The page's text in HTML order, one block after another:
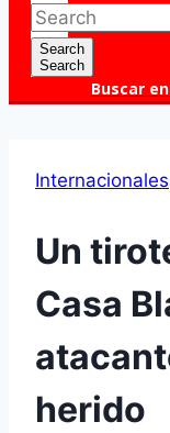
Search
Search
Buscar
Internacionales
Un
Casa
herido